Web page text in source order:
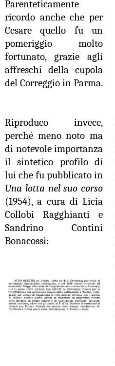
Parenteticamente
ricordo anche che per
Cesare quello fu un
pomeriggio molto
fortunato, grazie agli
affreschi della cupola
del Correggio in Parma.
Riproduco invece,
perché meno noto ma
di notevole importanza
il sintetico profilo di
lui che fu pubblicato in
Una lotta nel suo corso
(1954), a cura di Licia
Collobi Ragghianti e
Sandrino Contini
Bonacossi: